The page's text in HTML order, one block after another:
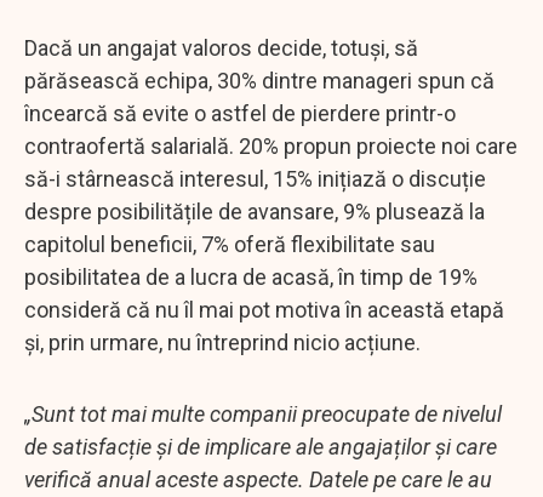
Dacă un angajat valoros decide, totuși, să
părăsească echipa, 30% dintre manageri spun că
încearcă să evite o astfel de pierdere printr-o
contraofertă salarială. 20% propun proiecte noi care
să-i stârnească interesul, 15% inițiază o discuție
despre posibilitățile de avansare, 9% plusează la
capitolul beneficii, 7% oferă flexibilitate sau
posibilitatea de a lucra de acasă, în timp de 19%
consideră că nu îl mai pot motiva în această etapă
și, prin urmare, nu întreprind nicio acțiune.
„Sunt tot mai multe companii preocupate de nivelul
de satisfacție și de implicare ale angajaților și care
verifică anual aceste aspecte. Datele pe care le au